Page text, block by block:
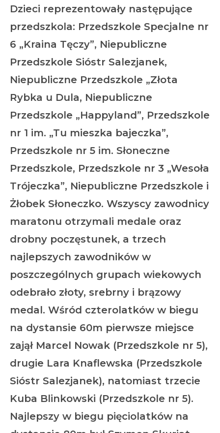
Dzieci reprezentowały następujące
przedszkola: Przedszkole Specjalne nr
6 „Kraina Tęczy”, Niepubliczne
Przedszkole Sióstr Salezjanek,
Niepubliczne Przedszkole „Złota
Rybka u Dula, Niepubliczne
Przedszkole „Happyland”, Przedszkole
nr 1 im. „Tu mieszka bajeczka”,
Przedszkole nr 5 im. Słoneczne
Przedszkole, Przedszkole nr 3 „Wesoła
Trójeczka”, Niepubliczne Przedszkole i
Żłobek Słoneczko. Wszyscy zawodnicy
maratonu otrzymali medale oraz
drobny poczęstunek, a trzech
najlepszych zawodników w
poszczególnych grupach wiekowych
odebrało złoty, srebrny i brązowy
medal. Wśród czterolatków w biegu
na dystansie 60m pierwsze miejsce
zajął Marcel Nowak (Przedszkole nr 5),
drugie Lara Knaflewska (Przedszkole
Sióstr Salezjanek), natomiast trzecie
Kuba Blinkowski (Przedszkole nr 5).
Najlepszy w biegu pięciolatków na